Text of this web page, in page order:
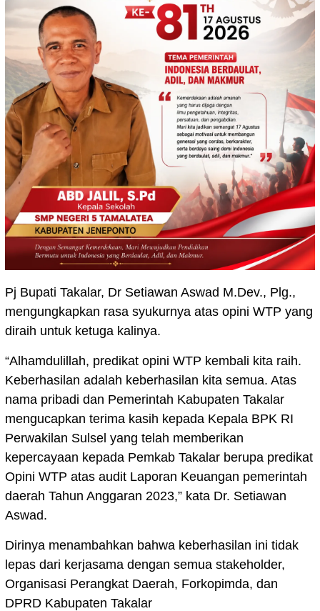
Pj Bupati Takalar, Dr Setiawan Aswad M.Dev., Plg.,
mengungkapkan rasa syukurnya atas opini WTP yang
diraih untuk ketuga kalinya.
“Alhamdulillah, predikat opini WTP kembali kita raih.
Keberhasilan adalah keberhasilan kita semua. Atas
nama pribadi dan Pemerintah Kabupaten Takalar
mengucapkan terima kasih kepada Kepala BPK RI
Perwakilan Sulsel yang telah memberikan
kepercayaan kepada Pemkab Takalar berupa predikat
Opini WTP atas audit Laporan Keuangan pemerintah
daerah Tahun Anggaran 2023,” kata Dr. Setiawan
Aswad.
Dirinya menambahkan bahwa keberhasilan ini tidak
lepas dari kerjasama dengan semua stakeholder,
Organisasi Perangkat Daerah, Forkopimda, dan
DPRD Kabupaten Takalar